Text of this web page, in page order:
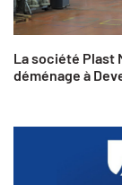
La société Plast
déménage à